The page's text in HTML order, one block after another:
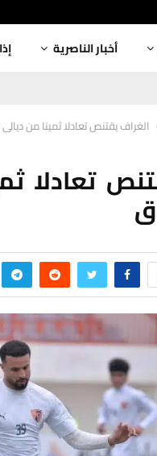
أخبار الناصرية
الغراف يقتنص تعادلا ثمينا من
تعادلا